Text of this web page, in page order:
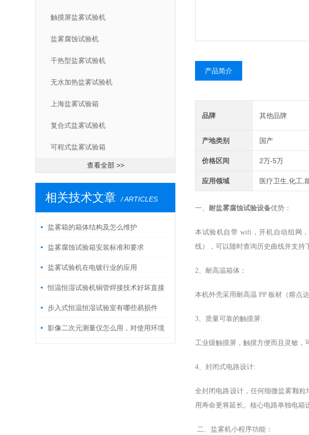
触摸屏盐雾试验机
盐雾腐蚀试验机
干热型盐雾试验机
无水加热盐雾试验机
上海盐雾试验箱
复合式盐雾试验机
可程式盐雾试验箱
查看全部 >>
相关技术文章 / ARTICLES
盐雾箱的箱体结构及怎么维护
盐雾腐蚀试验箱安装标准和要求
盐雾试验机在电镀行业的应用
恒温恒湿试验机铜管焊接技术好坏直接
决定制冷效果
步入式恒温恒湿试验室有哪些易损件
影像二次元测量仪怎么用，对使用环境
产品简介
品牌 其他品牌
产地类别 国产
价格区间 2万-5万
应用领域 医疗卫生,化工,
一、 耐盐雾腐蚀试验设备优势：
本试验机自带 wifi，开机自动组网
线），可以随时查询历史曲线并支持
2、耐高温箱体：
本机外壳采用耐高温 PP 板材（熔点
3、质量可靠的触摸屏:
工业级触摸屏，触摸方便而且灵敏，
4、封闭式电路设计:
全封闭电路设计，任何细微盐雾颗
用寿命更将延长。核心电路单独电箱
二、盐雾机小程序功能：